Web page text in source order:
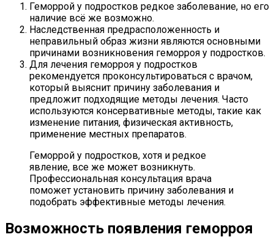
Геморрой у подростков редкое заболевание, но его
наличие всё же возможно.
Наследственная предрасположенность и
неправильный образ жизни являются основными
причинами возникновения геморроя у подростков.
Для лечения геморроя у подростков
рекомендуется проконсультироваться с врачом,
который выяснит причину заболевания и
предложит подходящие методы лечения. Часто
используются консервативные методы, такие как
изменение питания, физическая активность,
применение местных препаратов.
Геморрой у подростков, хотя и редкое
явление, все же может возникнуть.
Профессиональная консультация врача
поможет установить причину заболевания и
подобрать эффективные методы лечения.
Возможность появления геморроя